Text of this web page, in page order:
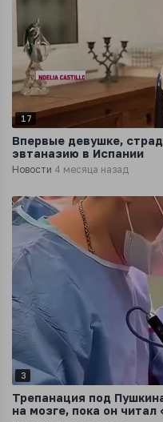
17
Впервые девушке,
эвтаназию в Испании
Новости 4 месяца назад
3
Трепанация под
на мозге, пока он читал